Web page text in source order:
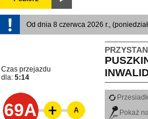
Od dnia 8 czerwca 2026 r.,
Czas przejazdu
dla: 5:14
69A
Pokaż
A